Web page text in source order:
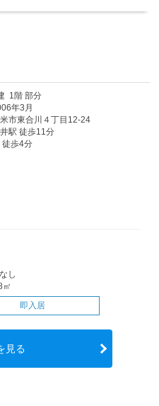
1階 部分
年3月
市東合川４丁目12-24
駅 徒歩11分
徒歩4分
し
㎡
即入居
見る